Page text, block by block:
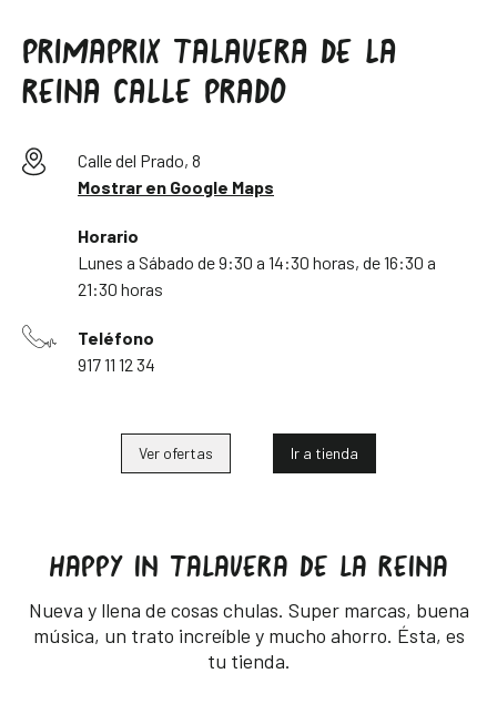
PRIMAPRIX TALAVERA DE LA
REINA CALLE PRADO
Calle del Prado, 8
Mostrar en Google Maps
Horario
Lunes a Sábado de 9:30 a 14:30 horas, de 16:30 a
21:30 horas
Teléfono
917 11 12 34
Ver ofertas Ir a tienda
HAPPY IN TALAVERA DE LA REINA
Nueva y llena de cosas chulas. Super marcas, buena
música, un trato increíble y mucho ahorro. Ésta, es
tu tienda.